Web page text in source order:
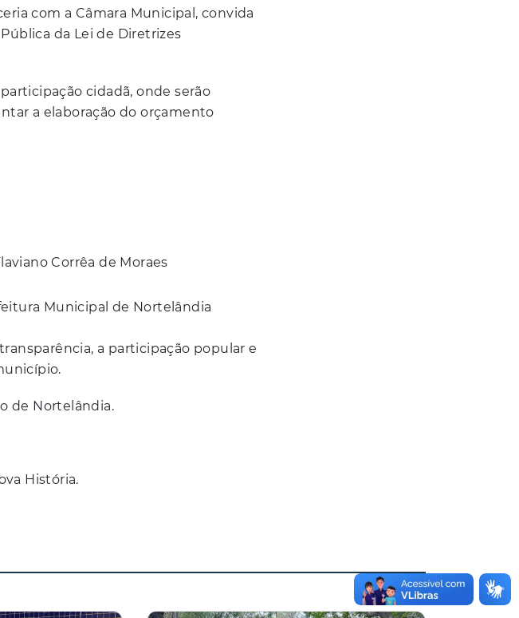
com a Câmara Municipal, convida
da Lei de Diretrizes
cidadã, onde serão
a elaboração do orçamento
Corrêa de Moraes
Municipal de Nortelândia
a participação popular e
de Nortelândia.
História.